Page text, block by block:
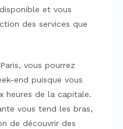
et vous
des services que
vous pourrez
end puisque vous
heures de la capitale.
vous tend les bras,
de découvrir des